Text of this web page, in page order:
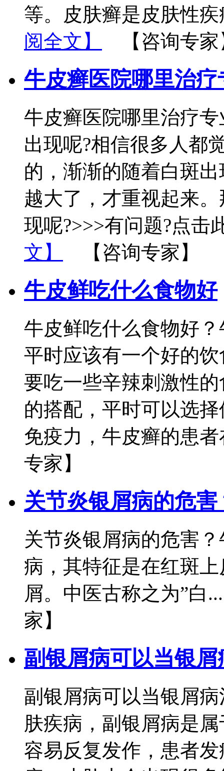
等。皮肤癣是皮肤性
阅全文】
【咨询专
牛皮癣医院哪里治疗
牛皮癣医院哪里治疗
出现呢?相信很多人都
的，渐渐的随着白斑
越大了，才重视起来
现呢?>>>有问题?点
文】
【咨询专家】
牛皮鲜吃什么食物好
牛皮鲜吃什么食物好
平时应该有一个好的
要吃一些辛辣刺激性
的搭配，平时可以选
免疫力，牛皮癣的患
专家】
关节炎银屑病的危害
关节炎银屑病的危害
病，其特征是在红斑
屑。中医古称之为”
家】
副银屑病可以当银屑
副银屑病可以当银屑
肤疾病，副银屑病是
容易反复发作，患者